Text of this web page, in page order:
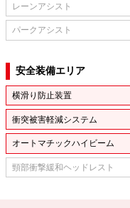
レーンアシスト
パークアシスト
安全装備エリア
横滑り防止装置
衝突被害軽減システム
オートマチックハイビーム
頸部衝撃緩和ヘッドレスト